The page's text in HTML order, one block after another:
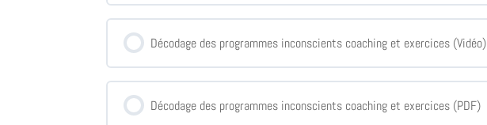
Décodage des programmes inconscients coaching et exercices (Vidéo)
Décodage des programmes inconscients coaching et exercices (PDF)